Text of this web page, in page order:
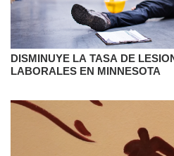
DISMINUYE LA TASA DE
LABORALES EN MINNESOTA